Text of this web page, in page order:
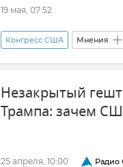
19 мая, 07:52
Конгресс США Мнения
Незакрытый
Трампа: зачем
25 апреля, 10:00 Радио